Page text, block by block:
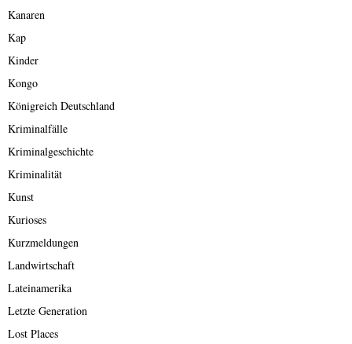
Kanaren
Kap
Kinder
Kongo
Königreich Deutschland
Kriminalfälle
Kriminalgeschichte
Kriminalität
Kunst
Kurioses
Kurzmeldungen
Landwirtschaft
Lateinamerika
Letzte Generation
Lost Places